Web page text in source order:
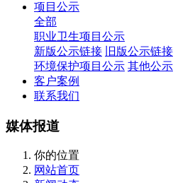
项目公示
全部
职业卫生项目公示
新版公示链接
旧版公示链接
环境保护项目公示 其他公示
客户案例
联系我们
媒体报道
你的位置
网站首页